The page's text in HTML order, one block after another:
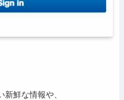
鮮な情報や、